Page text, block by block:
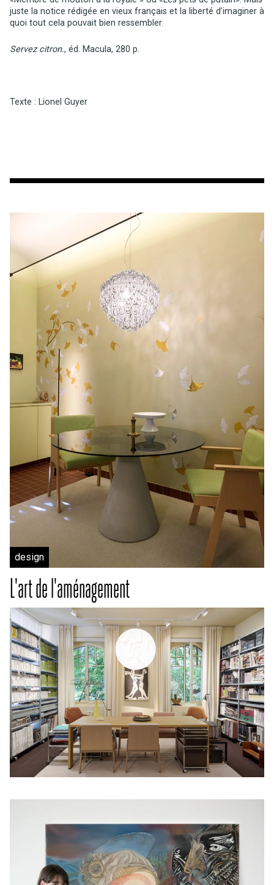
juste la notice rédigée en vieux français et la liberté d’imaginer à
quoi tout cela pouvait bien ressembler.
Servez citron., éd. Macula, 280 p.
Texte : Lionel Guyer
design
L'art de l'aménagement